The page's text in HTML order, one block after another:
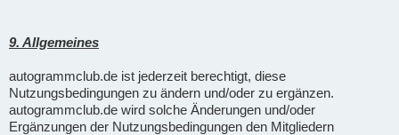
9. Allgemeines
autogrammclub.de ist jederzeit berechtigt, diese
Nutzungsbedingungen zu ändern und/oder zu ergänzen.
autogrammclub.de wird solche Änderungen und/oder
Ergänzungen der Nutzungsbedingungen den Mitgliedern